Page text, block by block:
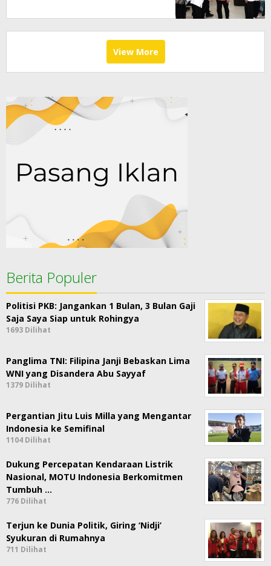
View More
Berita Populer
Politisi PKB: Jangankan 1 Bulan, 3 Bulan Gaji
Saja Saya Siap untuk Rohingya
1693 Dilihat
Panglima TNI: Filipina Janji Bebaskan Lima
WNI yang Disandera Abu Sayyaf
1379 Dilihat
Pergantian Jitu Luis Milla yang Mengantar
Indonesia ke Semifinal
1104 Dilihat
Dukung Percepatan Kendaraan Listrik
Nasional, MOTU Indonesia Berkomitmen
Tumbuh …
776 Dilihat
Terjun ke Dunia Politik, Giring ‘Nidji’
Syukuran di Rumahnya
711 Dilihat